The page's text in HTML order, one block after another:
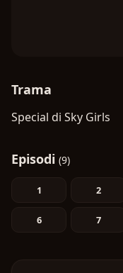
Trama
Special di Sky Girls
Episodi (9)
1 2
6 7